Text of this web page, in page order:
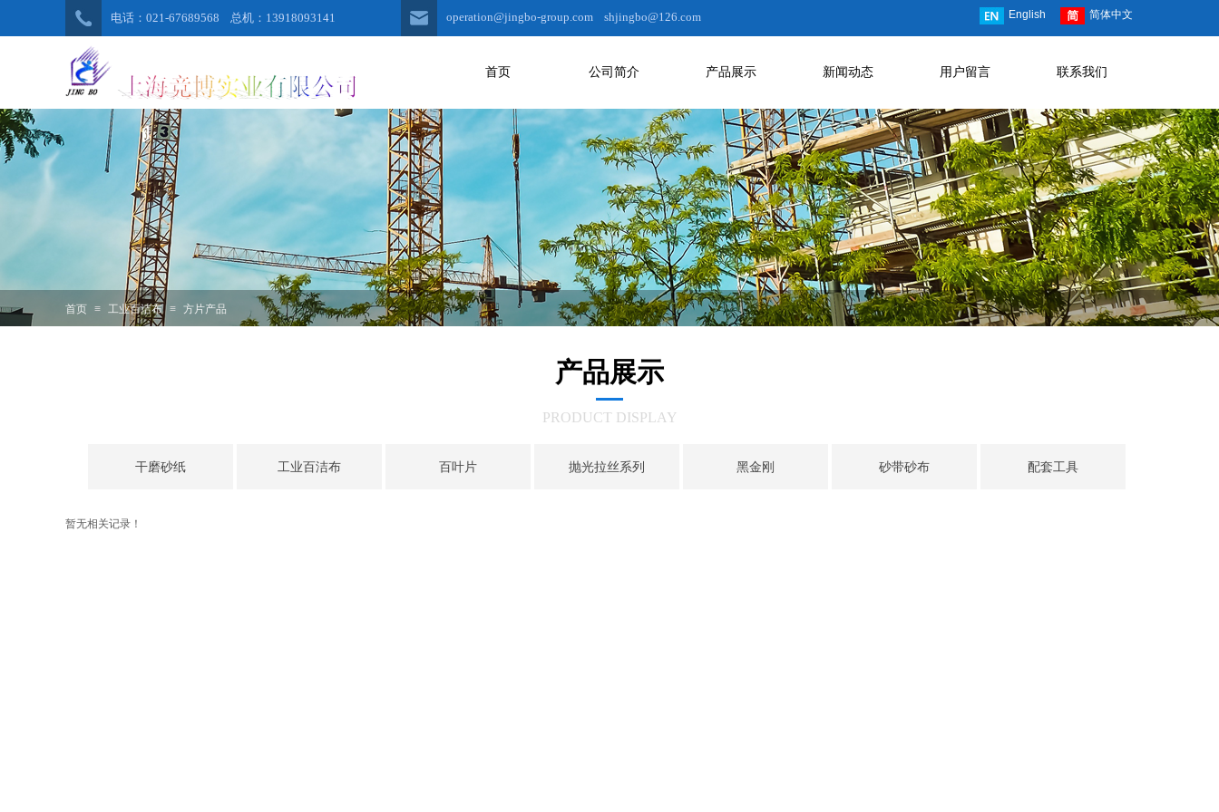
English 简体中文
电话：021-67689568 总机：13918093141 operation@jingbo-group.com shjingbo@126.com
首页 公司简介 产品展示 新闻动态 用户留言 联系我们
首页 ≡ 工业百洁布 ≡ 方片产品
产品展示
PRODUCT DISPLAY
干磨砂纸 工业百洁布 百叶片 抛光拉丝系列 黑金刚 砂带砂布 配套工具
暂无相关记录！